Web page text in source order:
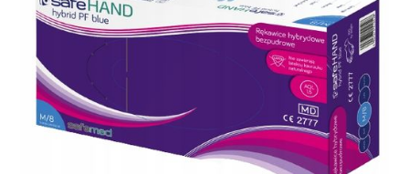
Medi-Grip Latex Standard